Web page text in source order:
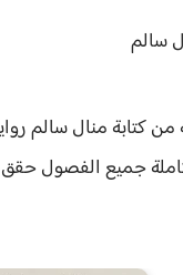
سالم
كتابة منال سالم
جميع الفصول حقق